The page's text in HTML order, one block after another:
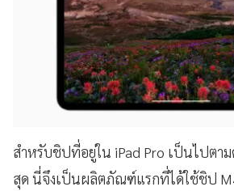
สำหรับชิปที่อยู่ใน iPad Pro เป็นไปตา
สุด นี่จึงเป็นผลิตภัณฑ์แรกที่ได้ใช้ชิป